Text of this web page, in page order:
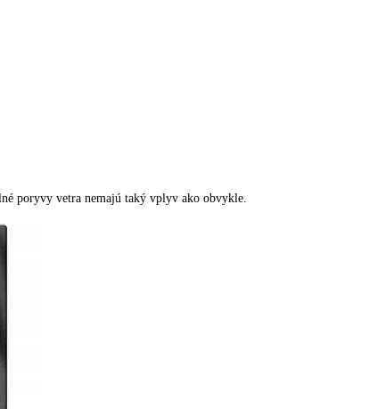
poryvy vetra nemajú taký vplyv ako obvykle.